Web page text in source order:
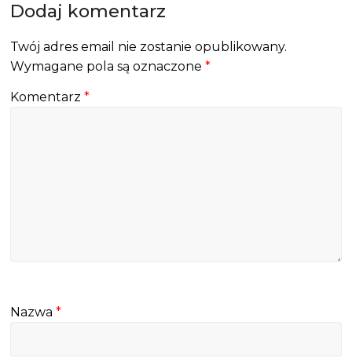
Dodaj komentarz
Twój adres email nie zostanie opublikowany.
Wymagane pola są oznaczone*
Komentarz*
Nazwa*